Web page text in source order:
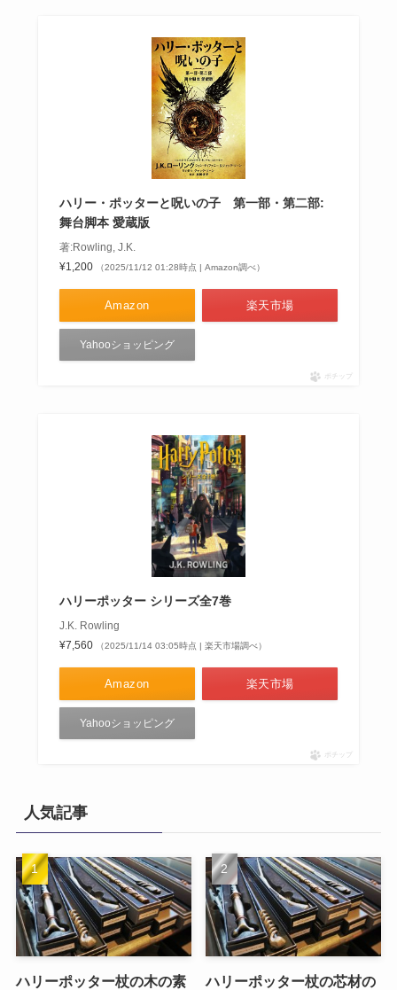
ハリー・ポッターと呪いの子 第一部・第二部:
舞台脚本 愛蔵版
著:Rowling, J.K.
¥1,200
（2025/11/12 01:28時点 | Amazon調べ）
Amazon 楽天市場
Yahooショッピング
ポチップ
ハリーポッター シリーズ全7巻
J.K. Rowling
¥7,560
（2025/11/14 03:05時点 | 楽天市場調べ）
Amazon 楽天市場
Yahooショッピング
ポチップ
人気記事
ハリーポッター杖の木の素
ハリーポッター杖の芯材の